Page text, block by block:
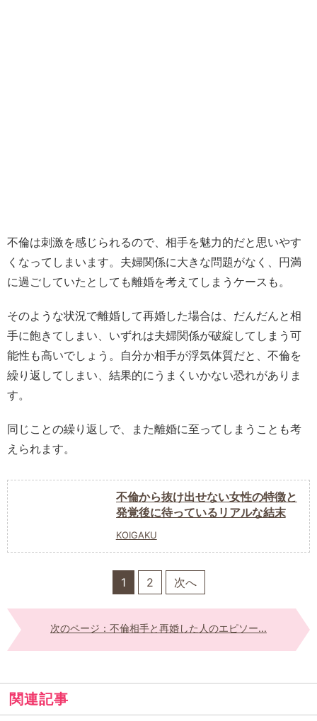
不倫は刺激を感じられるので、相手を魅力的だと思いやす
くなってしまいます。夫婦関係に大きな問題がなく、円満
に過ごしていたとしても離婚を考えてしまうケースも。
そのような状況で離婚して再婚した場合は、だんだんと相
手に飽きてしまい、いずれは夫婦関係が破綻してしまう可
能性も高いでしょう。自分か相手が浮気体質だと、不倫を
繰り返してしまい、結果的にうまくいかない恐れがありま
す。
同じことの繰り返しで、また離婚に至ってしまうことも考
えられます。
不倫から抜け出せない女性の特徴と
発覚後に待っているリアルな結末
KOIGAKU
1 2 次へ
次のページ：不倫相手と再婚した人のエピソー...
関連記事